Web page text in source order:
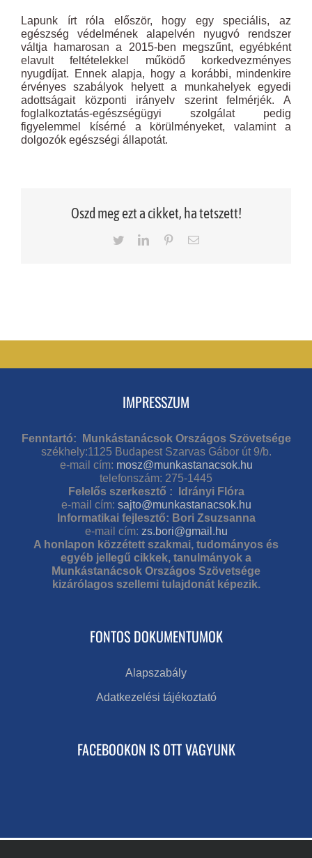
Lapunk írt róla először, hogy egy speciális, az
egészség védelmének alapelvén nyugvó rendszer
váltja hamarosan a 2015-ben megszűnt, egyébként
elavult feltételekkel működő korkedvezményes
nyugdíjat. Ennek alapja, hogy a korábbi, mindenkire
érvényes szabályok helyett a munkahelyek egyedi
adottságait központi irányelv szerint felmérjék. A
foglalkoztatás-egészségügyi szolgálat pedig
figyelemmel kísérné a körülményeket, valamint a
dolgozók egészségi állapotát.
Oszd meg ezt a cikket, ha tetszett!
TwitterLinkedInPinterestEmail
IMPRESSZUM
Fenntartó: Munkástanácsok Országos Szövetsége
székhely:1125 Budapest Szarvas Gábor út 9/b.
e-mail cím: mosz@munkastanacsok.hu
telefonszám: 275-1445
Felelős szerkesztő : Idrányi Flóra
e-mail cím: sajto@munkastanacsok.hu
Informatikai fejlesztő: Bori Zsuzsanna
e-mail cím: zs.bori@gmail.hu
A honlapon közzétett szakmai, tudományos és
egyéb jellegű cikkek, tanulmányok a
Munkástanácsok Országos Szövetsége
kizárólagos szellemi tulajdonát képezik.
FONTOS DOKUMENTUMOK
Alapszabály
Adatkezelési tájékoztató
FACEBOOKON IS OTT VAGYUNK